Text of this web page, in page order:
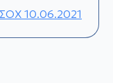
10.06.2021